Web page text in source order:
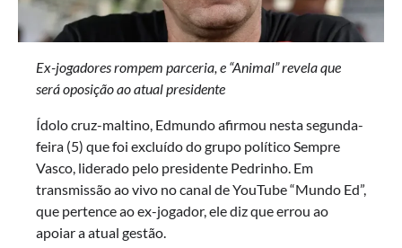
Ex-jogadores rompem parceria, e “Animal” revela que
será oposição ao atual presidente
Ídolo cruz-maltino, Edmundo afirmou nesta segunda-
feira (5) que foi excluído do grupo político Sempre
Vasco, liderado pelo presidente Pedrinho. Em
transmissão ao vivo no canal de YouTube “Mundo Ed”,
que pertence ao ex-jogador, ele diz que errou ao
apoiar a atual gestão.